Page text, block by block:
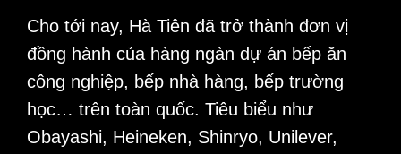
Cho tới nay, Hà Tiên đã trở thành đơn vị
đồng hành của hàng ngàn dự án bếp ăn
công nghiệp, bếp nhà hàng, bếp trường
học… trên toàn quốc. Tiêu biểu như
Obayashi, Heineken, Shinryo, Unilever,